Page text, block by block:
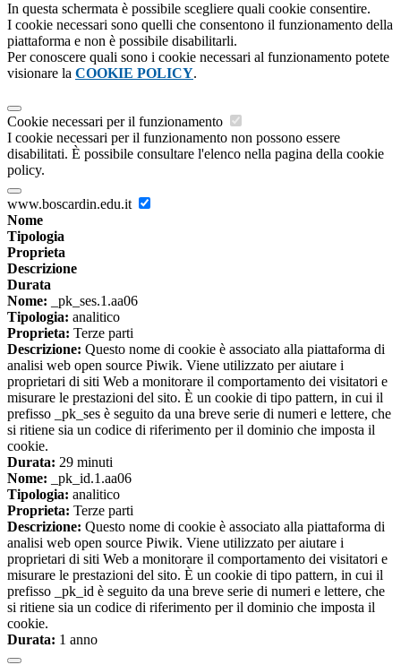
In questa schermata è possibile scegliere quali cookie consentire.
I cookie necessari sono quelli che consentono il funzionamento della
piattaforma e non è possibile disabilitarli.
Per conoscere quali sono i cookie necessari al funzionamento potete
visionare la COOKIE POLICY.
Cookie necessari per il funzionamento
I cookie necessari per il funzionamento non possono essere
disabilitati. È possibile consultare l'elenco nella pagina della cookie
policy.
www.boscardin.edu.it
Nome
Tipologia
Proprieta
Descrizione
Durata
Nome: _pk_ses.1.aa06
Tipologia: analitico
Proprieta: Terze parti
Descrizione: Questo nome di cookie è associato alla piattaforma di
analisi web open source Piwik. Viene utilizzato per aiutare i
proprietari di siti Web a monitorare il comportamento dei visitatori e
misurare le prestazioni del sito. È un cookie di tipo pattern, in cui il
prefisso _pk_ses è seguito da una breve serie di numeri e lettere, che
si ritiene sia un codice di riferimento per il dominio che imposta il
cookie.
Durata: 29 minuti
Nome: _pk_id.1.aa06
Tipologia: analitico
Proprieta: Terze parti
Descrizione: Questo nome di cookie è associato alla piattaforma di
analisi web open source Piwik. Viene utilizzato per aiutare i
proprietari di siti Web a monitorare il comportamento dei visitatori e
misurare le prestazioni del sito. È un cookie di tipo pattern, in cui il
prefisso _pk_id è seguito da una breve serie di numeri e lettere, che
si ritiene sia un codice di riferimento per il dominio che imposta il
cookie.
Durata: 1 anno